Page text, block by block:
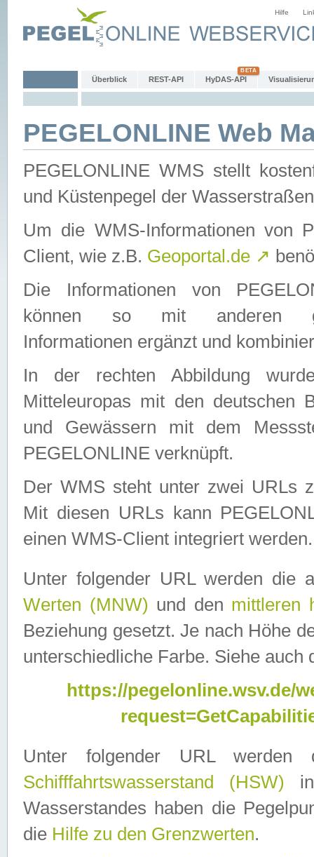
Hilfe
Überblick REST-API HyDAS-API
PEGELONLINE Web
PEGELONLINE WMS stellt
und Küstenpegel der
Um die WMS-Informationen von
Client, wie z.B. Geoportal.de ↗
Die Informationen von
können so mit anderen
Informationen ergänzt und
In der rechten Abbildung
Mitteleuropas mit den deutschen
und Gewässern mit dem
PEGELONLINE verknüpft.
Der WMS steht unter zwei URLs
Mit diesen URLs kann
einen WMS-Client integriert werden.
Unter folgender URL werden die
Werten (MNW) und den mittleren
Beziehung gesetzt. Je nach Höhe
unterschiedliche Farbe. Siehe auch
https://pegelonline.wsv.de/
Unter folgender URL
Schifffahrtswasserstand (HSW)
Wasserstandes haben die
die Hilfe zu den Grenzwerten.